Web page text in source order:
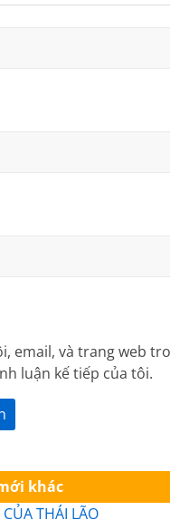
email, và trang web
luận kế tiếp của tôi.
khác
THÁI LÃO